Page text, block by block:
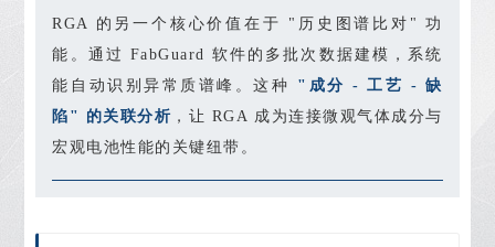
RGA 的另一个核心价值在于 "历史图谱比对" 功
能。通过 FabGuard 软件的多批次数据建模，系统
能自动识别异常质谱峰。这种
"成分 - 工艺 - 缺
陷" 的关联分析 ，让 RGA 成为连接微观气体成分与
宏观电池性能的关键纽带。